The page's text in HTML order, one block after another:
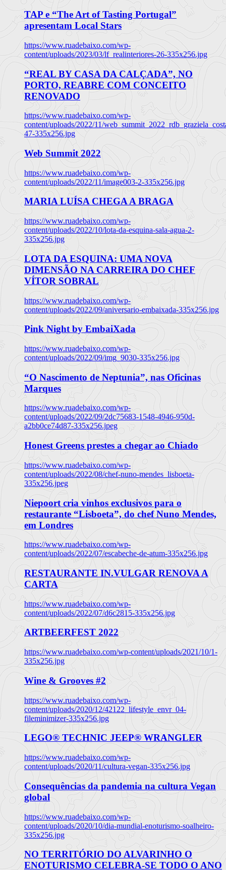
TAP e “The Art of Tasting Portugal”
apresentam Local Stars
https://www.ruadebaixo.com/wp-
content/uploads/2023/03/lf_realinteriores-26-335x256.jpg
“REAL BY CASA DA CALÇADA”, NO
PORTO, REABRE COM CONCEITO
RENOVADO
https://www.ruadebaixo.com/wp-
content/uploads/2022/11/
47-335x256.jpg
Web Summit 2022
https://www.ruadebaixo.com/wp-
content/uploads/2022/11/image003-2-335x256.jpg
MARIA LUÍSA CHEGA A BRAGA
https://www.ruadebaixo.com/wp-
content/uploads/2022/10/lota-da-esquina-sala-agua-2-
335x256.jpg
LOTA DA ESQUINA: UMA NOVA
DIMENSÃO NA CARREIRA DO CHEF
VÍTOR SOBRAL
https://www.ruadebaixo.com/wp-
content/uploads/2022/09/aniversario-embaixada-335x256.jpg
Pink Night by EmbaiXada
https://www.ruadebaixo.com/wp-
content/uploads/2022/09/img_9030-335x256.jpg
“O Nascimento de Neptunia”, nas Oficinas
Marques
https://www.ruadebaixo.com/wp-
content/uploads/2022/09/2dc75683-1548-4946-950d-
a2bb0ce74d87-335x256.jpeg
Honest Greens prestes a chegar ao Chiado
https://www.ruadebaixo.com/wp-
content/uploads/2022/08/chef-nuno-mendes_lisboeta-
335x256.jpeg
Niepoort cria vinhos exclusivos para o
restaurante “Lisboeta”, do chef Nuno Mendes,
em Londres
https://www.ruadebaixo.com/wp-
content/uploads/2022/07/escabeche-de-atum-335x256.jpg
RESTAURANTE IN.VULGAR RENOVA A
CARTA
https://www.ruadebaixo.com/wp-
content/uploads/2022/07/d6c2815-335x256.jpg
ARTBEERFEST 2022
https://www.ruadebaixo.com/wp-content/uploads/2021/10/1-
335x256.jpg
Wine & Grooves #2
https://www.ruadebaixo.com/wp-
content/uploads/2020/12/42122_lifestyle_envr_04-
fileminimizer-335x256.jpg
LEGO® TECHNIC JEEP® WRANGLER
https://www.ruadebaixo.com/wp-
content/uploads/2020/11/cultura-vegan-335x256.jpg
Consequências da pandemia na cultura Vegan
global
https://www.ruadebaixo.com/wp-
content/uploads/2020/10/dia-mundial-enoturismo-soalheiro-
335x256.jpg
NO TERRITÓRIO DO ALVARINHO O
ENOTURISMO CELEBRA-SE TODO O ANO